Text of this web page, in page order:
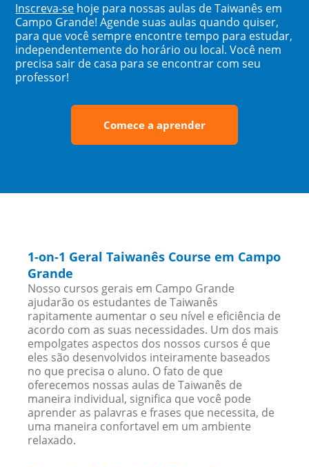
Inscreva-se hoje para nossas aulas de Taiwanês em
Campo Grande! Agende suas aulas quando quiser,
para que você sempre encontre tempo para estudar,
independentemente do horário ou local. Você nem
precisa sair de casa para se encontrar com seu
professor!
Comece a aprender
1-on-1 Geral Taiwanês Course em Campo
Grande
Nosso cursos gerais em Campo Grande
ajudarão os estudantes de Taiwanês
rapitamente aumentar o seu nível e eficiência de
acordo com as suas necessidades. Um dos mais
empolgates aspectos dos nossos cursos é que
eles são desenvolvidos inteiramente baseados
no que precisa o aluno. O fato de que
oferecemos nossas aulas de Taiwanês de
maneira individual, significa que você pode
aprender as palavras e frases que necessita, de
uma maneira confortavel em um ambiente
relaxado.